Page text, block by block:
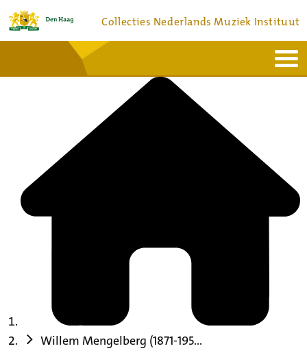
Collecties Nederlands Muziek Instituut
Bronnen en collecties
Willem Mengelberg (1871-195...